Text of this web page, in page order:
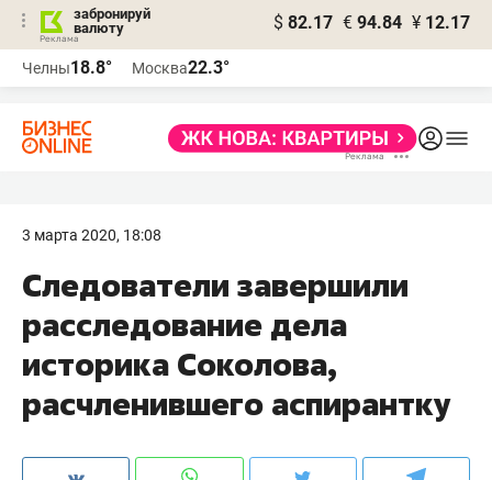
забронируй
валюту
$ 82.17 € 94.84 ¥ 12.17
Челны18.8° Москва22.3°
3 марта 2020, 18:08
Следователи завершили
расследование дела
историка Соколова,
расчленившего аспирантку